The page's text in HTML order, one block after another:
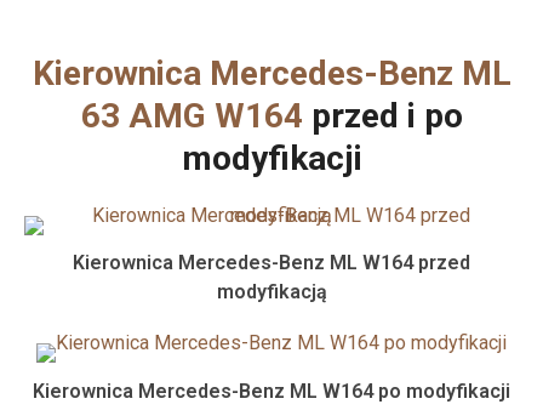
Kierownica Mercedes-Benz ML
63 AMG W164 przed i po
modyfikacji
Kierownica Mercedes-Benz ML W164 przed
modyfikacją
Kierownica Mercedes-Benz ML W164 po modyfikacji